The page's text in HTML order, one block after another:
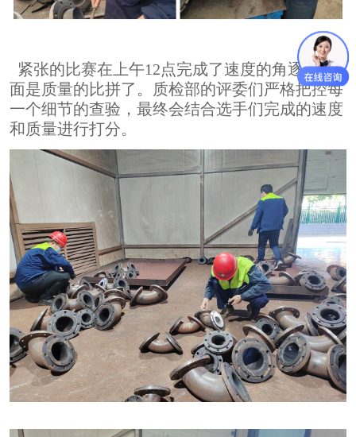
紧张的比赛在上午12点完成了速度的角逐，下
面是质量的比拼了。质检部的评委们严格把控每
一个细节的查验，最终会结合选手们完成的速度
和质量进行打分。